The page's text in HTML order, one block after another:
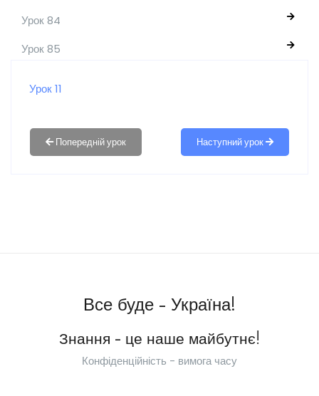
Урок 84
Урок 85
Урок 11
Наступний урок
Все буде - Україна!
Знання - це наше майбутнє!
Конфіденційність - вимога часу